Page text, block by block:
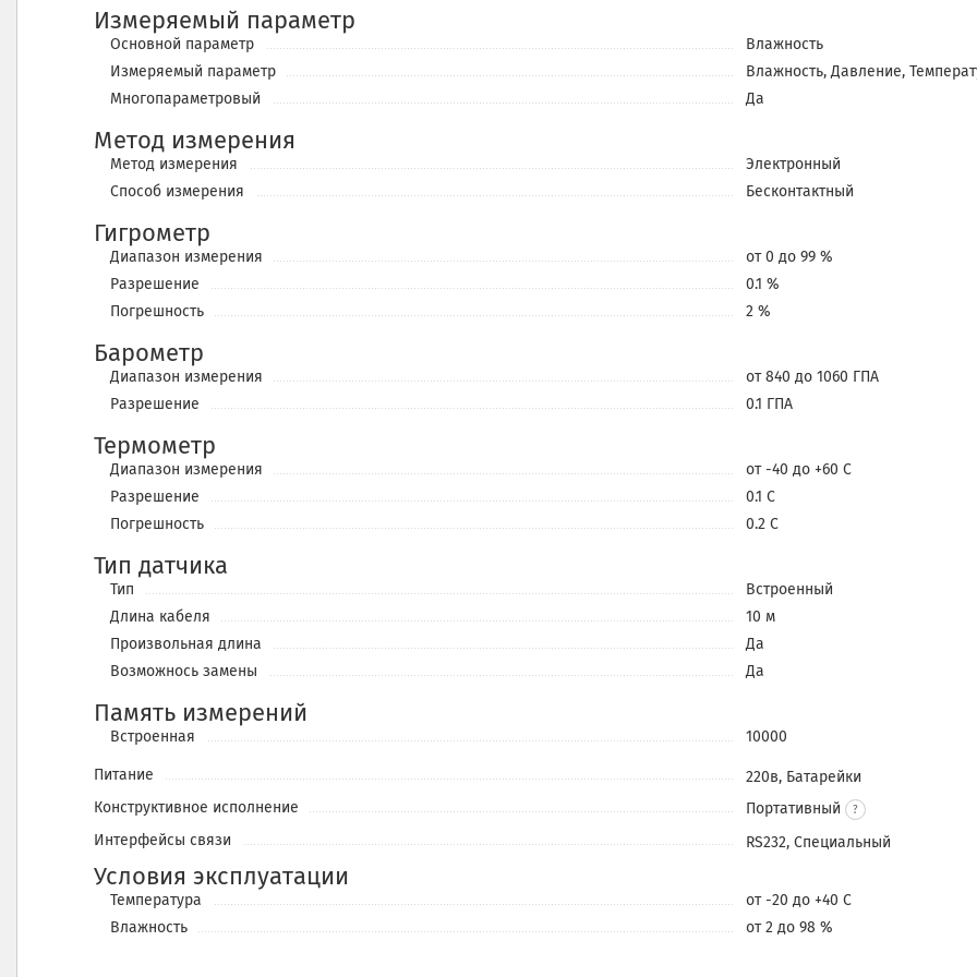
Измеряемый параметр
Основной параметр
Влажность
Измеряемый параметр
Влажность, Давление,
Многопараметровый
Да
Метод измерения
Метод измерения
Электронный
Cпособ измерения
Бесконтактный
Гигрометр
Диапазон измерения
от 0 до 99 %
Разрешение
0.1 %
Погрешность
2 %
Барометр
Диапазон измерения
от 840 до 1060 ГПА
Разрешение
0.1 ГПА
Термометр
Диапазон измерения
от -40 до +60 С
Разрешение
0.1 С
Погрешность
0.2 С
Тип датчика
Тип
Встроенный
Длина кабеля
10 м
Произвольная длина
Да
Возможнось замены
Да
Память измерений
Встроенная 10000
Питание
220в, Батарейки
Конструктивное исполнение
Портативный
Интерфейсы связи
RS232, Специальный
Условия эксплуатации
Температура
от -20 до +40 С
Влажность
от 2 до 98 %